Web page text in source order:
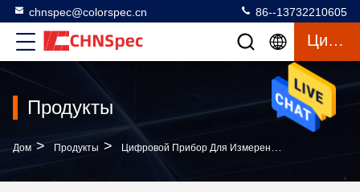
chnspec@colorspec.cn 86--13732210605
Цитата
Продукты
Дом > Продукты > Цифровой Прибор Для Измерения Блеска